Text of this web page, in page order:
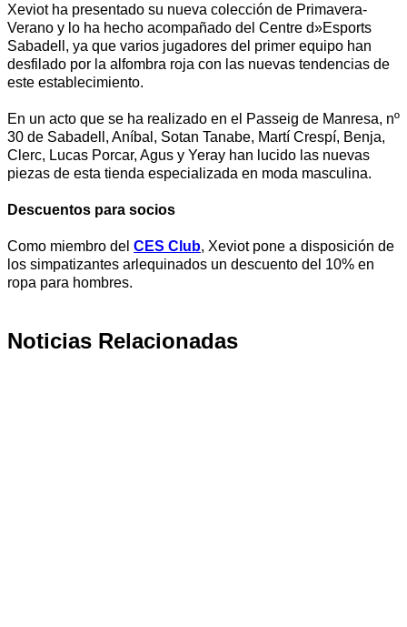
Xeviot ha presentado su nueva colección de Primavera-
Verano y lo ha hecho acompañado del Centre d»Esports
Sabadell, ya que varios jugadores del primer equipo han
desfilado por la alfombra roja con las nuevas tendencias de
este establecimiento.
En un acto que se ha realizado en el Passeig de Manresa, nº
30 de Sabadell, Aníbal, Sotan Tanabe, Martí Crespí, Benja,
Clerc, Lucas Porcar, Agus y Yeray han lucido las nuevas
piezas de esta tienda especializada en moda masculina.
Descuentos para socios
Como miembro del CES Club, Xeviot pone a disposición de
los simpatizantes arlequinados un descuento del 10% en
ropa para hombres.
Noticias Relacionadas